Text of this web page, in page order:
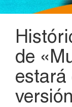
de
estará